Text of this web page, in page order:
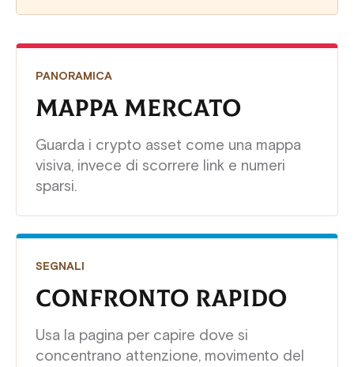
PANORAMICA
MAPPA MERCATO
Guarda i crypto asset come una mappa
visiva, invece di scorrere link e numeri
sparsi.
SEGNALI
CONFRONTO RAPIDO
Usa la pagina per capire dove si
concentrano attenzione, movimento del